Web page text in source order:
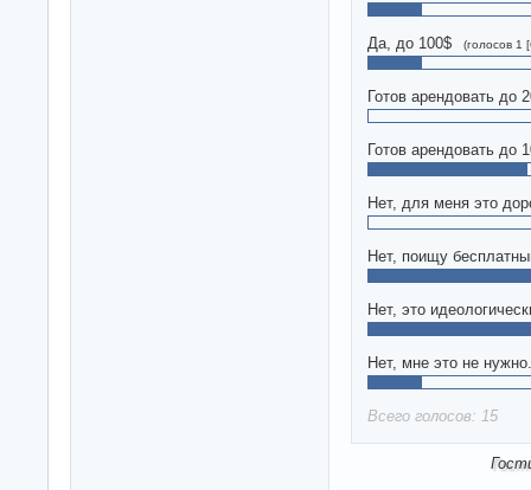
Да, до 100$ (голосов 1
Готов арендовать до
Готов арендовать до
Нет, для меня это
Нет, поищу
Нет, это
Нет, мне это не нужно.
Всего голосов: 15